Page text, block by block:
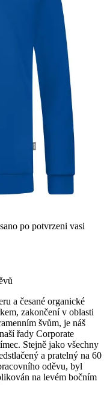
po potvrzeni vasi
a česané organické
zakončení v oblasti
švům, je náš
řady Corporate
Stejně jako všechny
a pratelný na 60
oděvu, byl
na levém bočním